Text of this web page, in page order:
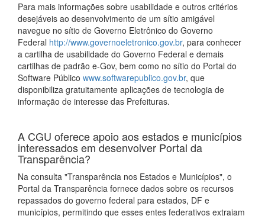
Para mais informações sobre usabilidade e outros critérios
desejáveis ao desenvolvimento de um sítio amigável
navegue no sítio de Governo Eletrônico do Governo
Federal http://www.governoeletronico.gov.br, para conhecer
a cartilha de usabilidade do Governo Federal e demais
cartilhas de padrão e-Gov, bem como no sítio do Portal do
Software Público www.softwarepublico.gov.br, que
disponibiliza gratuitamente aplicações de tecnologia de
informação de interesse das Prefeituras.
A CGU oferece apoio aos estados e municípios
interessados em desenvolver Portal da
Transparência?
Na consulta "Transparência nos Estados e Municípios", o
Portal da Transparência fornece dados sobre os recursos
repassados do governo federal para estados, DF e
municípios, permitindo que esses entes federativos extraiam